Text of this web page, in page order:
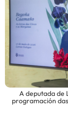
A deputada de
programación